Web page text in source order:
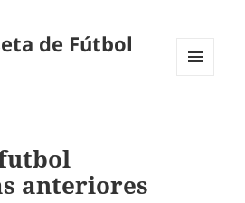
de Fútbol
anteriores